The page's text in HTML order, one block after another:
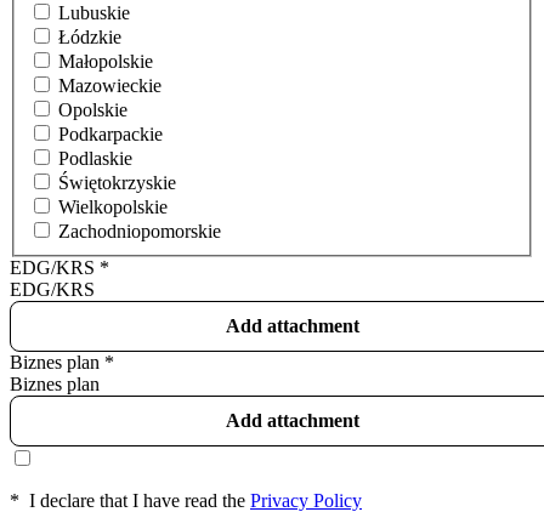
Lubuskie
Łódzkie
Małopolskie
Mazowieckie
Opolskie
Podkarpackie
Podlaskie
Świętokrzyskie
Wielkopolskie
Zachodniopomorskie
EDG/KRS *
EDG/KRS
Add attachment
Biznes plan *
Biznes plan
Add attachment
* I declare that I have read the Privacy Policy